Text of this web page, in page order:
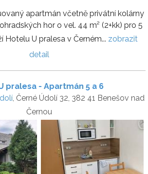
apartmán včetně privátní kolárny
hor o vel. 44 m² (2+kk) pro 5
Hotelu U pralesa v Černém... zobrazit
detail
pralesa - Apartmán 5 a 6
, Černé Údolí 32, 382 41 Benešov nad
Černou